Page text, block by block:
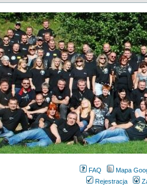
FAQ
Mapa
Rejestracja